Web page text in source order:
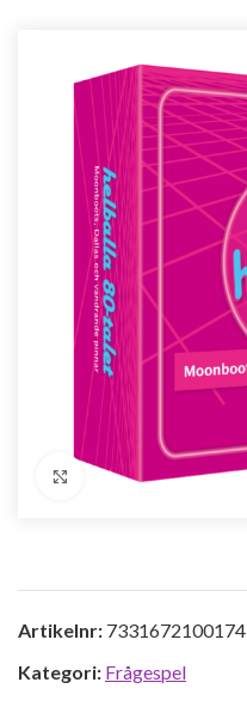
Förstora bild
Artikelnr: 7331672100174
Kategori: Frågespel